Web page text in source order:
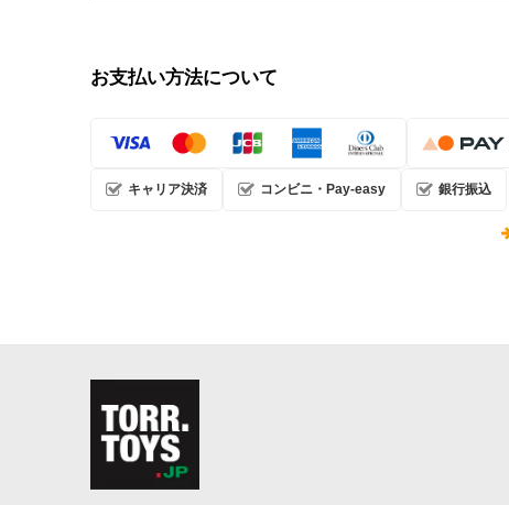
お支払い方法について
キャリア決済 コンビニ・Pay-easy 銀行振込